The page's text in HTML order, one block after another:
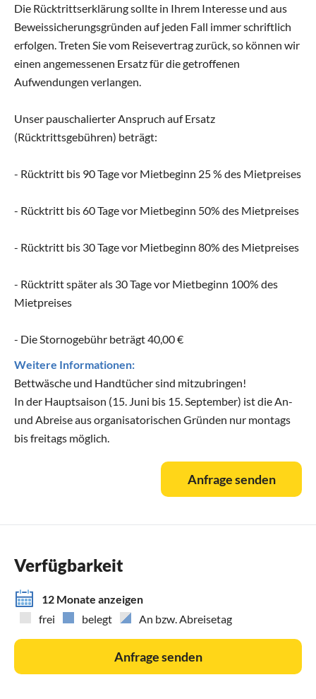
Die Rücktrittserklärung sollte in Ihrem Interesse und aus
Beweissicherungsgründen auf jeden Fall immer schriftlich
erfolgen. Treten Sie vom Reisevertrag zurück, so können wir
einen angemessenen Ersatz für die getroffenen
Aufwendungen verlangen.
Unser pauschalierter Anspruch auf Ersatz
(Rücktrittsgebühren) beträgt:
- Rücktritt bis 90 Tage vor Mietbeginn 25 % des Mietpreises
- Rücktritt bis 60 Tage vor Mietbeginn 50% des Mietpreises
- Rücktritt bis 30 Tage vor Mietbeginn 80% des Mietpreises
- Rücktritt später als 30 Tage vor Mietbeginn 100% des
Mietpreises
- Die Stornogebühr beträgt 40,00 €
Weitere Informationen:
Bettwäsche und Handtücher sind mitzubringen!
In der Hauptsaison (15. Juni bis 15. September) ist die An-
und Abreise aus organisatorischen Gründen nur montags
bis freitags möglich.
Anfrage senden
Verfügbarkeit
12 Monate anzeigen
frei
belegt An bzw. Abreisetag
Anfrage senden